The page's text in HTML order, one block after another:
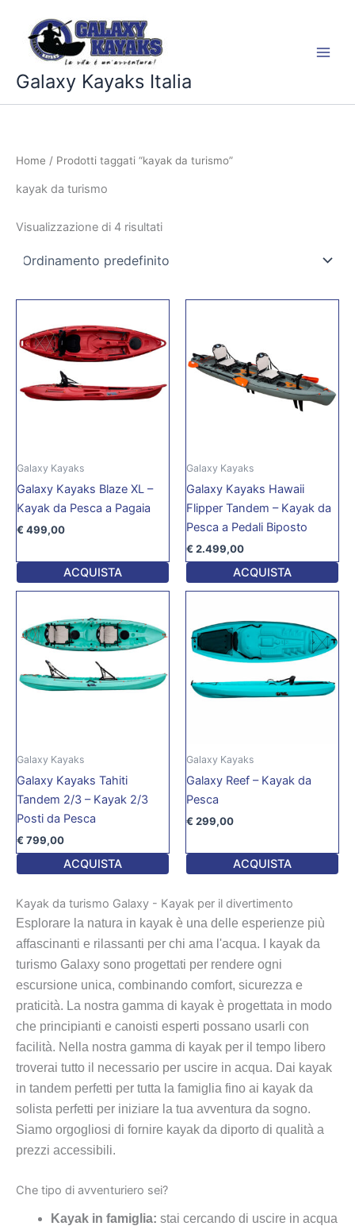
contenuto
Galaxy Kayaks Italia
Home / Prodotti taggati “kayak da turismo”
kayak da turismo
Visualizzazione di 4 risultati
Galaxy Kayaks
Galaxy Kayaks Blaze XL –
Kayak da Pesca a Pagaia
€ 499,00
ACQUISTA
Galaxy Kayaks
Galaxy Kayaks Hawaii
Flipper Tandem – Kayak da
Pesca a Pedali Biposto
€ 2.499,00
ACQUISTA
Galaxy Kayaks
Galaxy Kayaks Tahiti
Tandem 2/3 – Kayak 2/3
Posti da Pesca
€ 799,00
ACQUISTA
Galaxy Kayaks
Galaxy Reef – Kayak da
Pesca
€ 299,00
ACQUISTA
Kayak da turismo Galaxy - Kayak per il divertimento
Esplorare la natura in kayak è una delle esperienze più
affascinanti e rilassanti per chi ama l'acqua. I kayak da
turismo Galaxy sono progettati per rendere ogni
escursione unica, combinando comfort, sicurezza e
praticità. La nostra gamma di kayak è progettata in modo
che principianti e canoisti esperti possano usarli con
facilità. Nella nostra gamma di kayak per il tempo libero
troverai tutto il necessario per uscire in acqua. Dai kayak
in tandem perfetti per tutta la famiglia fino ai kayak da
solista perfetti per iniziare la tua avventura da sogno.
Siamo orgogliosi di fornire kayak da diporto di qualità a
prezzi accessibili.
Che tipo di avventuriero sei?
Kayak in famiglia: stai cercando di uscire in acqua